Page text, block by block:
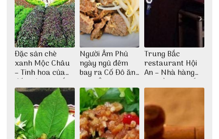
Đặc sản chè
xanh Mộc Châu
– Tinh hoa của
đất trời Tây Bắc
Người Âm Phủ
ngày ngủ đêm
bay ra Cố Đô ăn
Cơm Âm Phủ
Huế
Trung Bắc
restaurant Hội
An – Nhà hàng
cao lầu có thiết
kế vô cùng ấn
tượng giữa lòng
phố Hội